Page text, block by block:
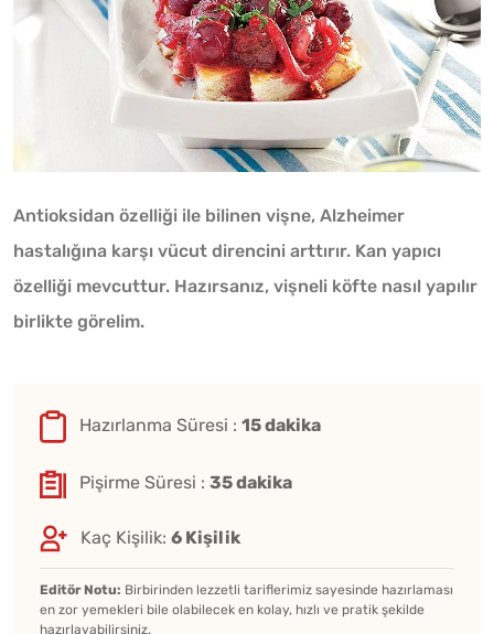
Antioksidan özelliği ile bilinen vişne, Alzheimer
hastalığına karşı vücut direncini arttırır. Kan yapıcı
özelliği mevcuttur. Hazırsanız, vişneli köfte nasıl yapılır
birlikte görelim.
Hazırlanma Süresi : 15 dakika
Pişirme Süresi : 35 dakika
Kaç Kişilik: 6 Kişilik
Editör Notu: Birbirinden lezzetli tariflerimiz sayesinde hazırlaması
en zor yemekleri bile olabilecek en kolay, hızlı ve pratik şekilde
hazırlayabilirsiniz.